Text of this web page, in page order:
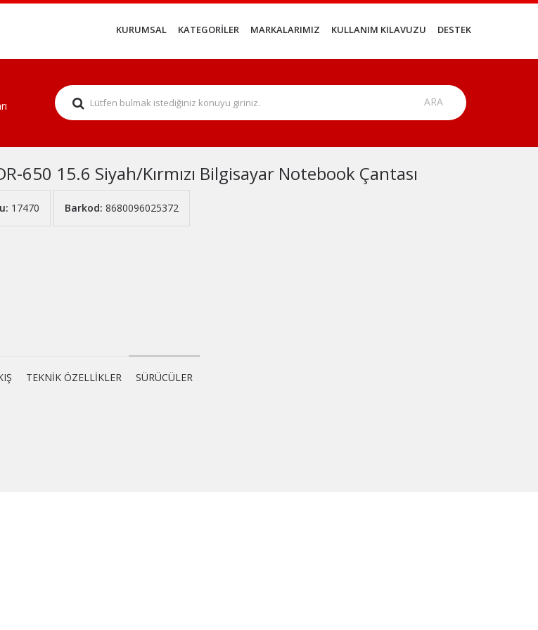
KURUMSAL KATEGORİLER MARKALARIMIZ KULLANIM KILAVUZU DESTEK
650 15.6 Siyah/Kırmızı Bilgisayar Notebook Çantası
17470 Barkod: 8680096025372
TEKNİK ÖZELLİKLER SÜRÜCÜLER